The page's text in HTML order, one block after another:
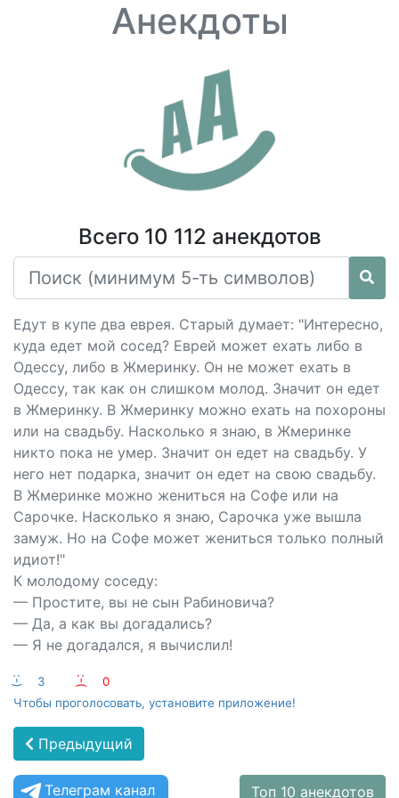
Анекдоты
Всего 10 112 анекдотов
Едут в купе два еврея. Старый думает: "Интересно,
куда едет мой сосед? Еврей может ехать либо в
Одессу, либо в Жмеринку. Он не может ехать в
Одессу, так как он слишком молод. Значит он едет
в Жмеринку. В Жмеринку можно ехать на похороны
или на свадьбу. Насколько я знаю, в Жмеринке
никто пока не умер. Значит он едет на свадьбу. У
него нет подарка, значит он едет на свою свадьбу.
В Жмеринке можно жениться на Софе или на
Сарочке. Насколько я знаю, Сарочка уже вышла
замуж. Но на Софе может жениться только полный
идиот!"
К молодому соседу:
— Простите, вы не сын Рабиновича?
— Да, а как вы догадались?
— Я не догадался, я вычислил!
:-) 3 :-(
0
Чтобы проголосовать, установите приложение!
Предыдущий
Телеграм канал Топ 10 анекдотов